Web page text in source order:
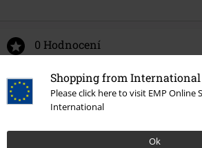
Shopping from International
Please click here to visit EMP
International
Ok
0 Hodnocení
Podělte se o váš názor "Countdown".
Napsat hodnocení